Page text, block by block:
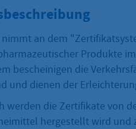
an dem
Produkte
bescheinigen die
und dienen der
werden die Zertifikate von
hergestellt wird und